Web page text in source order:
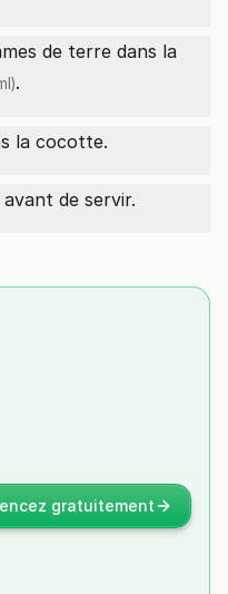
de terre dans la
.
la cocotte.
de servir.
gratuitement